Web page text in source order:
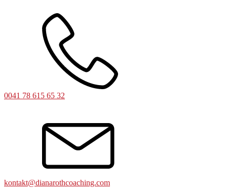
0041 78 615 65 32
kontakt@dianarothcoaching.com